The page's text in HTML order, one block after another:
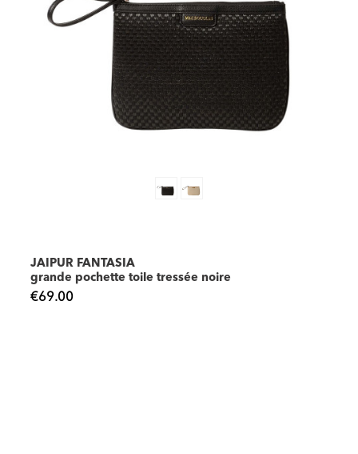
JAIPUR FANTASIA
grande pochette toile tressée noire
€69.00